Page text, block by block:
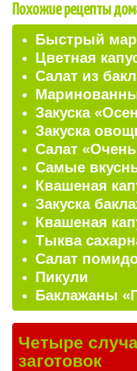
Похожие рецепты
Быстрый
Цветная
Салат из
Закуска
Закуска
Салат
Самые
Квашеная
Закуска
Квашеная
Тыква
Салат
Пикули
Баклажаны
Четыре
заготовок